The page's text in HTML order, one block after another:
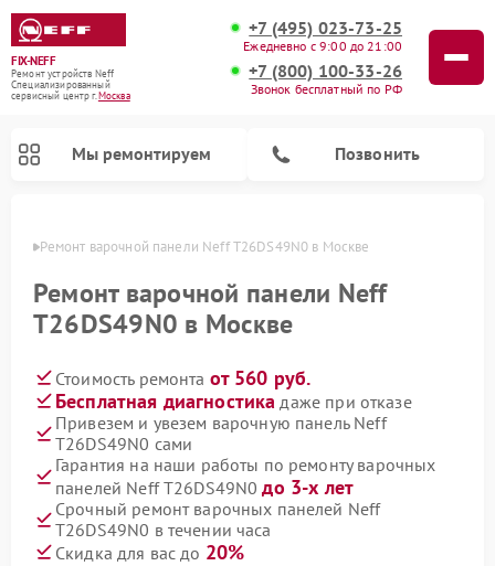
FIX-NEFF
Ремонт устройств Neff
Специализированный
cервисный центр г.Москва
+7 (495) 023-73-25
Ежедневно с 9:00 до 21:00
+7 (800) 100-33-26
Звонок бесплатный по РФ
Мы ремонтируем Позвонить
Ремонт варочной панели Neff T26DS49N0 в Москве
Ремонт варочной панели Neff
T26DS49N0 в Москве
Стоимость ремонта от 560 руб.
Бесплатная диагностика даже при отказе
Привезем и увезем варочную панель Neff
T26DS49N0 сами
Гарантия на наши работы по ремонту варочных
панелей Neff T26DS49N0до 3-х лет
Срочный ремонт варочных панелей Neff
T26DS49N0 в течении часа
Скидка для вас до 20%